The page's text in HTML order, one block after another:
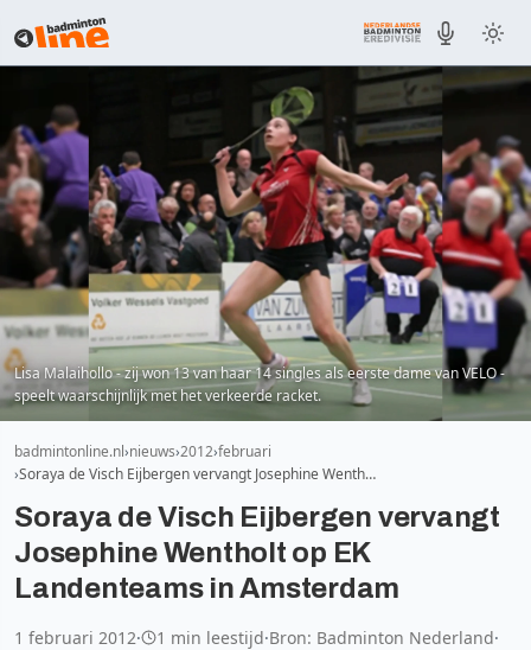
Lisa Malaihollo - zij won 13 van haar 14 singles als eerste dame van VELO -
speelt waarschijnlijk met het verkeerde racket.
badmintonline.nl nieuws 2012 februari
Soraya de Visch Eijbergen vervangt Josephine Wenth…
Soraya de Visch Eijbergen vervangt
Josephine Wentholt op EK
Landenteams in Amsterdam
1 februari 2012· 1 min leestijd·Bron: Badminton Nederland·